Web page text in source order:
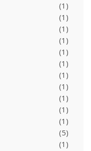
(1)
(1)
(1)
(1)
(1)
(1)
(1)
(1)
(1)
(1)
(1)
(5)
(1)